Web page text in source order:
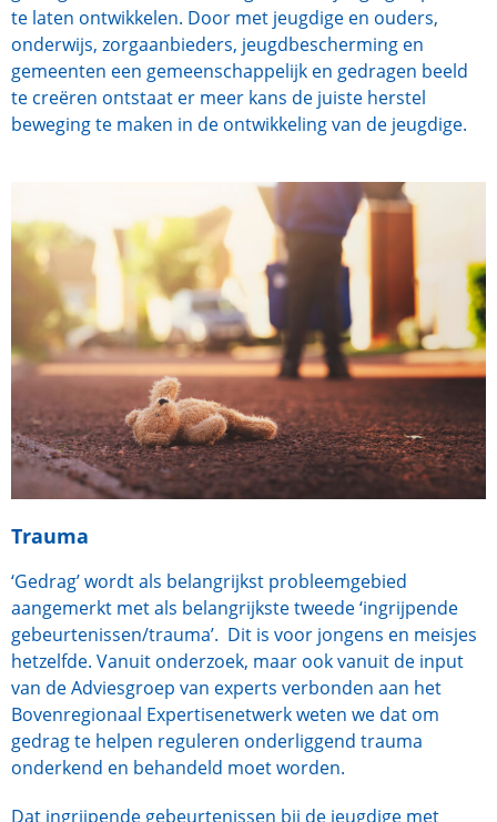
te laten ontwikkelen. Door met jeugdige en ouders,
onderwijs, zorgaanbieders, jeugdbescherming en
gemeenten een gemeenschappelijk en gedragen beeld
te creëren ontstaat er meer kans de juiste herstel
beweging te maken in de ontwikkeling van de jeugdige.
Trauma
‘Gedrag’ wordt als belangrijkst probleemgebied
aangemerkt met als belangrijkste tweede ‘ingrijpende
gebeurtenissen/trauma’. Dit is voor jongens en meisjes
hetzelfde. Vanuit onderzoek, maar ook vanuit de input
van de Adviesgroep van experts verbonden aan het
Bovenregionaal Expertisenetwerk weten we dat om
gedrag te helpen reguleren onderliggend trauma
onderkend en behandeld moet worden.
Dat ingrijpende gebeurtenissen bij de jeugdige met